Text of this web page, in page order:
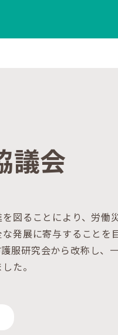
議会
図ることにより、労働
発展に寄与することを
服研究会から改称し、
た。